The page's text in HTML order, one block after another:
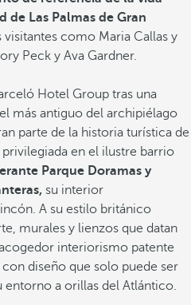
Las Palmas de Gran
como Maria Callas y
Peck y Ava Gardner.
Hotel Group tras una
más antiguo del archipiélago
parte de la historia turística de
en el ilustre barrio
Parque Doramas y
su interior
A su estilo británico
murales y lienzos que datan
interiorismo patente
diseño que solo puede ser
a orillas del Atlántico.